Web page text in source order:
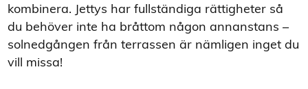
kombinera. Jettys har fullständiga rättigheter så
du behöver inte ha bråttom någon annanstans –
solnedgången från terrassen är nämligen inget du
vill missa!